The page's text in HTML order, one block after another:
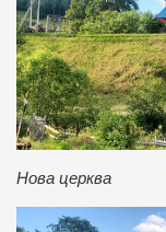
Нова церква